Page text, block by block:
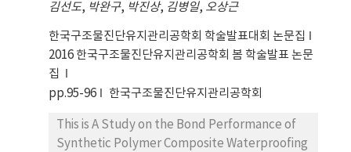
김선도, 박완구, 박진상, 김병일, 오상근
한국구조물진단유지관리공학회 학술발표대회 논문집
2016 한국구조물진단유지관리공학회 봄 학술발표 논문
집
pp.95-96
한국구조물진단유지관리공학회
This is A Study on the Bond Performance of
Synthetic Polymer Composite Waterproofing